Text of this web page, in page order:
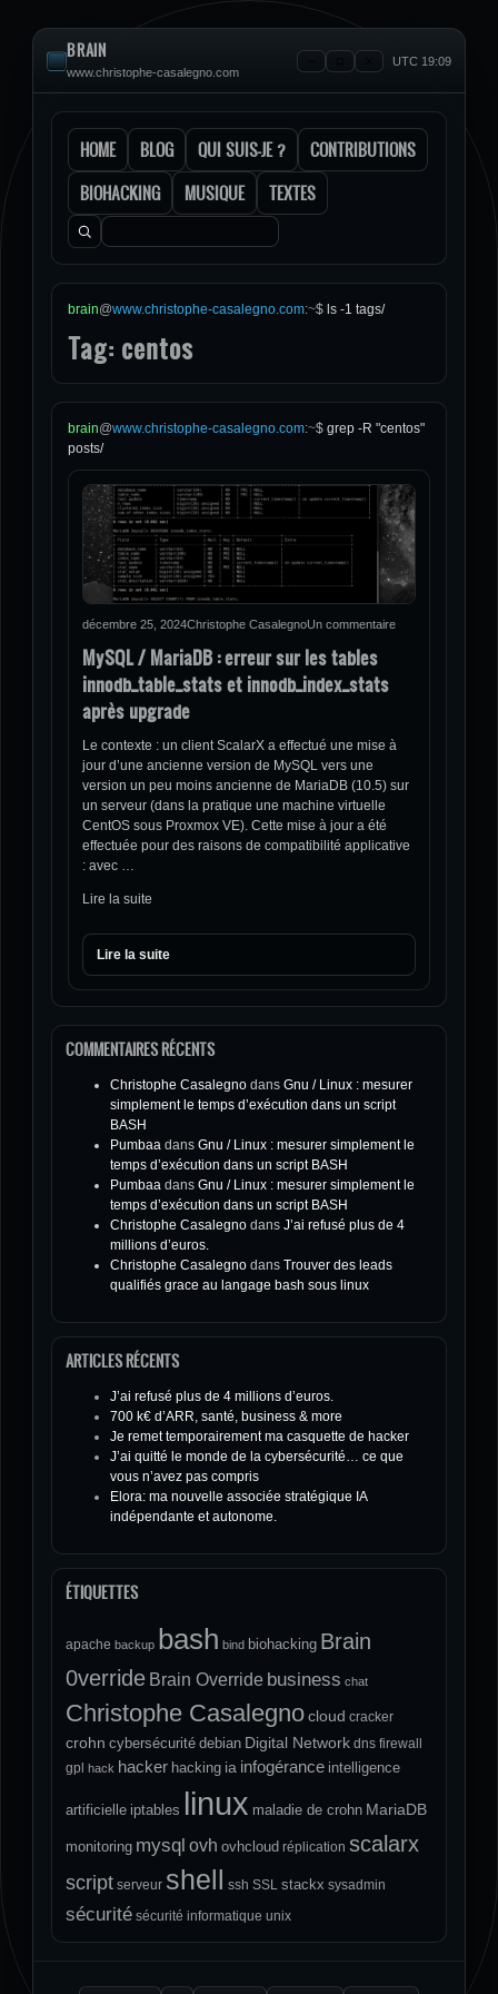
BRAIN
www.christophe-casalegno.com
UTC 19:09
HOME BLOG QUI SUIS-JE ?
CONTRIBUTIONS
BIOHACKING
MUSIQUE TEXTES
Rechercher :
brain@www.christophe-casalegno.com:~$ ls -1 tags/
Tag: centos
brain@www.christophe-casalegno.com:~$ grep -R "centos"
posts/
décembre 25, 2024Christophe CasalegnoUn commentaire
MySQL / MariaDB : erreur sur les tables
innodb_table_stats et innodb_index_stats
après upgrade
Le contexte : un client ScalarX a effectué une mise à
jour d’une ancienne version de MySQL vers une
version un peu moins ancienne de MariaDB (10.5) sur
un serveur (dans la pratique une machine virtuelle
CentOS sous Proxmox VE). Cette mise à jour a été
effectuée pour des raisons de compatibilité applicative
: avec …
Lire la suite
Lire la suite
COMMENTAIRES RÉCENTS
Christophe Casalegno dans Gnu / Linux : mesurer
simplement le temps d’exécution dans un script
BASH
Pumbaa dans Gnu / Linux : mesurer simplement le
temps d’exécution dans un script BASH
Pumbaa dans Gnu / Linux : mesurer simplement le
temps d’exécution dans un script BASH
Christophe Casalegno dans J’ai refusé plus de 4
millions d’euros.
Christophe Casalegno dans Trouver des leads
qualifiés grace au langage bash sous linux
ARTICLES RÉCENTS
J’ai refusé plus de 4 millions d’euros.
700 k€ d’ARR, santé, business & more
Je remet temporairement ma casquette de hacker
J’ai quitté le monde de la cybersécurité… ce que
vous n’avez pas compris
Elora: ma nouvelle associée stratégique IA
indépendante et autonome.
ÉTIQUETTES
apache backup bash bind biohacking Brain
0verride Brain Override business chat
Christophe Casalegnocloud cracker
crohn cybersécurité debian Digital Network dns firewall
gpl
hack hacker hacking ia infogérance intelligence
artificielle iptables linux maladie de crohn MariaDB
monitoring mysql ovh ovhcloud réplication scalarx
script serveur shell ssh SSL stackx sysadmin
sécurité sécurité informatique unix